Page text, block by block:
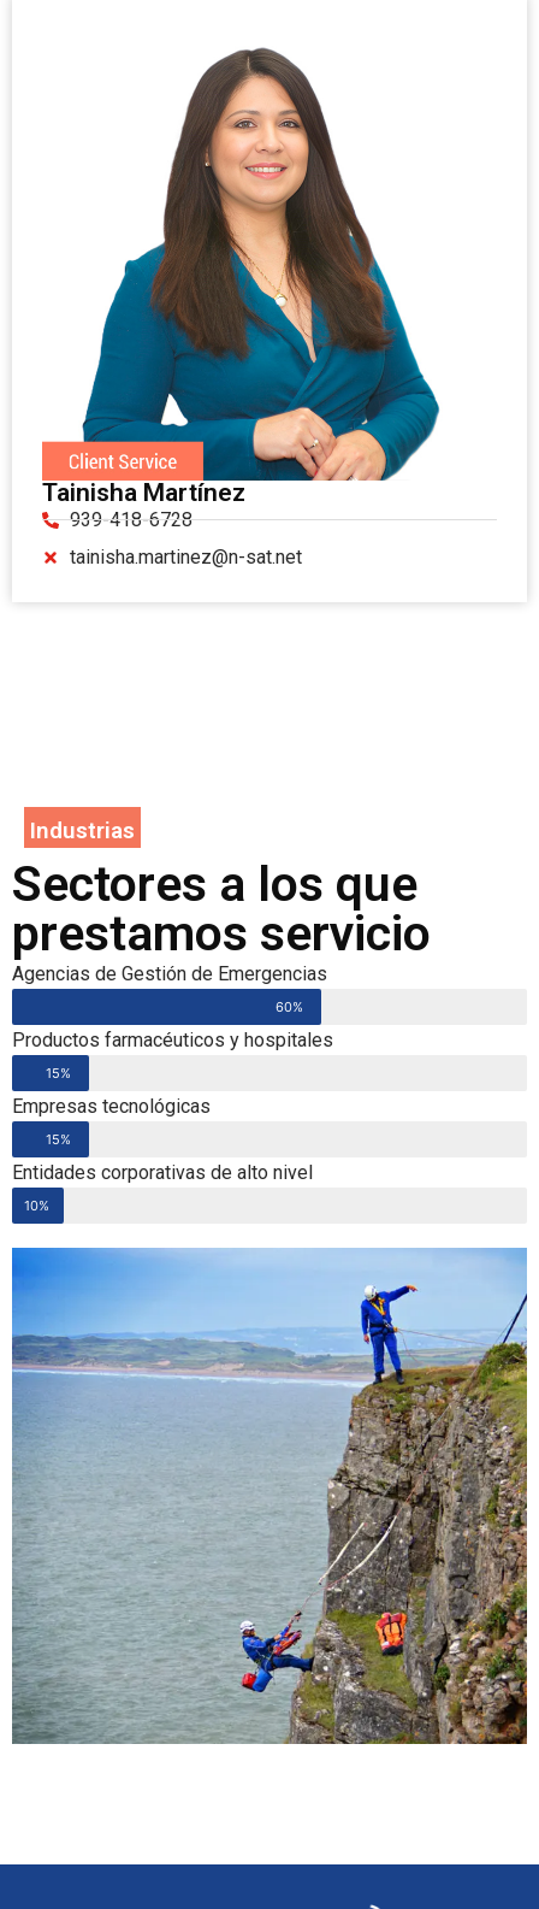
Tainisha Martínez
939-418-6728
tainisha.martinez@n-sat.net
Industrias
Sectores a los que
prestamos servicio
Agencias de Gestión de Emergencias
60%
Productos farmacéuticos y hospitales
15%
Empresas tecnológicas
15%
Entidades corporativas de alto nivel
10%